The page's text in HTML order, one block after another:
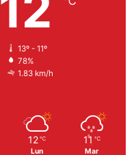
13º - 11º
78%
1.83 km/h
12 ℃
Lun
11 ℃
Mar